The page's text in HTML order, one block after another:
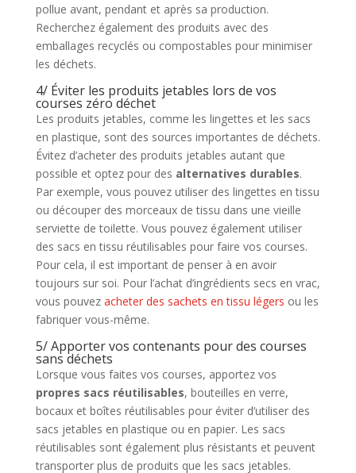
pollue avant, pendant et après sa production.
Recherchez également des produits avec des
emballages recyclés ou compostables pour minimiser
les déchets.
4/ Éviter les produits jetables lors de vos
courses zéro déchet
Les produits jetables, comme les lingettes et les sacs
en plastique, sont des sources importantes de déchets.
Évitez d’acheter des produits jetables autant que
possible et optez pour des alternatives durables.
Par exemple, vous pouvez utiliser des lingettes en tissu
ou découper des morceaux de tissu dans une vieille
serviette de toilette. Vous pouvez également utiliser
des sacs en tissu réutilisables pour faire vos courses.
Pour cela, il est important de penser à en avoir
toujours sur soi. Pour l’achat d’ingrédients secs en vrac,
vous pouvez acheter des sachets en tissu légers ou les
fabriquer vous-même.
5/ Apporter vos contenants pour des courses
sans déchets
Lorsque vous faites vos courses, apportez vos
propres sacs réutilisables, bouteilles en verre,
bocaux et boîtes réutilisables pour éviter d’utiliser des
sacs jetables en plastique ou en papier. Les sacs
réutilisables sont également plus résistants et peuvent
transporter plus de produits que les sacs jetables.